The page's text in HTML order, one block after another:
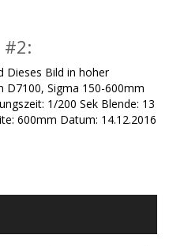
#2:
Dieses Bild in hoher
D7100, Sigma 150-600mm
1/200 Sek Blende: 13
600mm Datum: 14.12.2016